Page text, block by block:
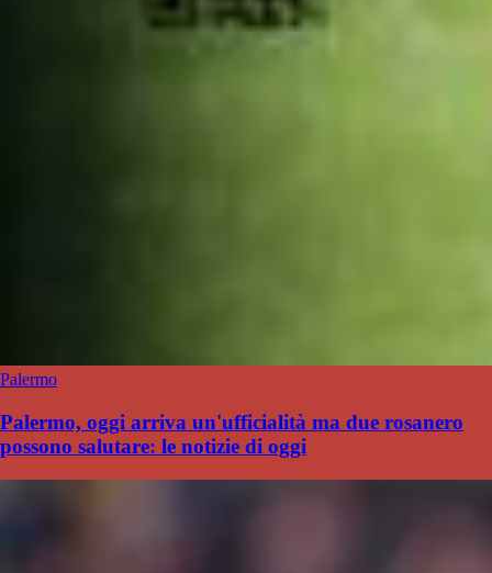
Palermo
Palermo, oggi arriva un'ufficialità ma due rosanero
possono salutare: le notizie di oggi